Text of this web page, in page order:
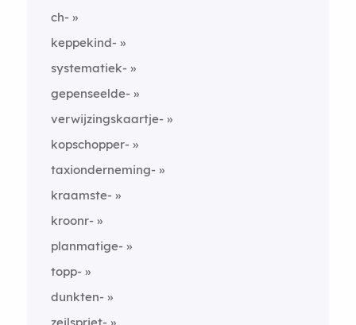
ch-
keppekind-
systematiek-
gepenseelde-
verwijzingskaartje-
kopschopper-
taxionderneming-
kraamste-
kroonr-
planmatige-
topp-
dunkten-